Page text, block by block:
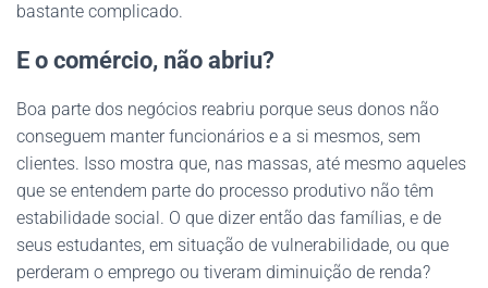
bastante complicado.
E o comércio, não abriu?
Boa parte dos negócios reabriu porque seus donos não
conseguem manter funcionários e a si mesmos, sem
clientes. Isso mostra que, nas massas, até mesmo aqueles
que se entendem parte do processo produtivo não têm
estabilidade social. O que dizer então das famílias, e de
seus estudantes, em situação de vulnerabilidade, ou que
perderam o emprego ou tiveram diminuição de renda?